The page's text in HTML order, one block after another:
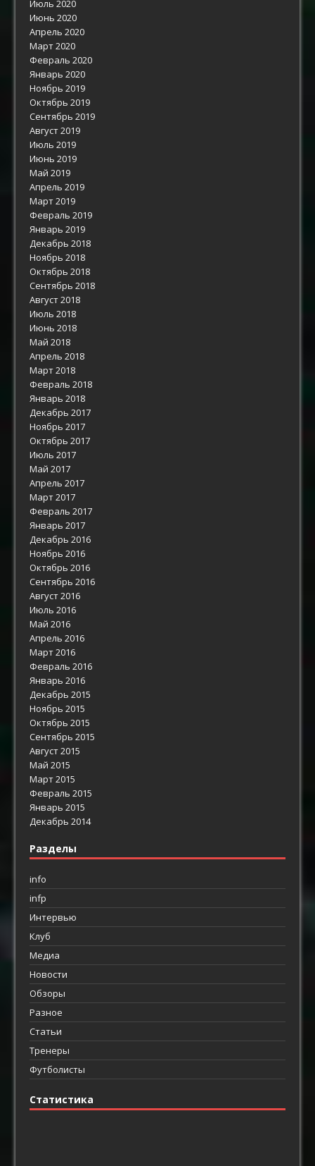
Июль 2020
Июнь 2020
Апрель 2020
Март 2020
Февраль 2020
Январь 2020
Ноябрь 2019
Октябрь 2019
Сентябрь 2019
Август 2019
Июль 2019
Июнь 2019
Май 2019
Апрель 2019
Март 2019
Февраль 2019
Январь 2019
Декабрь 2018
Ноябрь 2018
Октябрь 2018
Сентябрь 2018
Август 2018
Июль 2018
Июнь 2018
Май 2018
Апрель 2018
Март 2018
Февраль 2018
Январь 2018
Декабрь 2017
Ноябрь 2017
Октябрь 2017
Июль 2017
Май 2017
Апрель 2017
Март 2017
Февраль 2017
Январь 2017
Декабрь 2016
Ноябрь 2016
Октябрь 2016
Сентябрь 2016
Август 2016
Июль 2016
Май 2016
Апрель 2016
Март 2016
Февраль 2016
Январь 2016
Декабрь 2015
Ноябрь 2015
Октябрь 2015
Сентябрь 2015
Август 2015
Май 2015
Март 2015
Февраль 2015
Январь 2015
Декабрь 2014
Разделы
info
infp
Интервью
Клуб
Медиа
Новости
Обзоры
Разное
Статьи
Тренеры
Футболисты
Статистика